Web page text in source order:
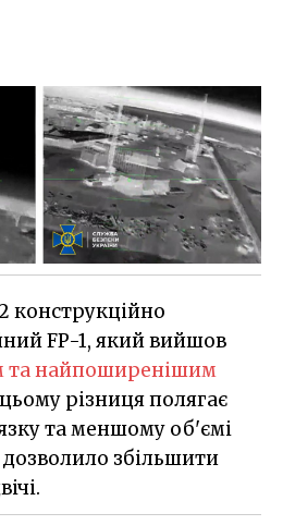
конструкційно
FP-1, який вийшов
та найпоширенішим
різниця полягає
та меншому об'ємі
збільшити